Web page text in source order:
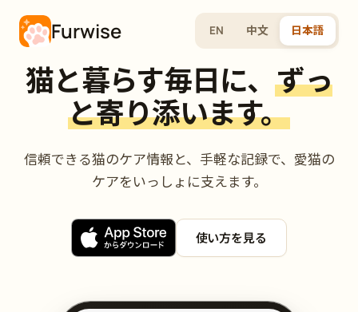
Furwise EN 中文 日本語
猫と暮らす毎日に、ずっ
と寄り添います。
信頼できる猫のケア情報と、手軽な記録で、愛猫の
ケアをいっしょに支えます。
使い方を見る